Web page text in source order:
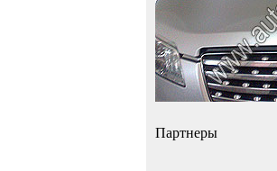
Партнеры